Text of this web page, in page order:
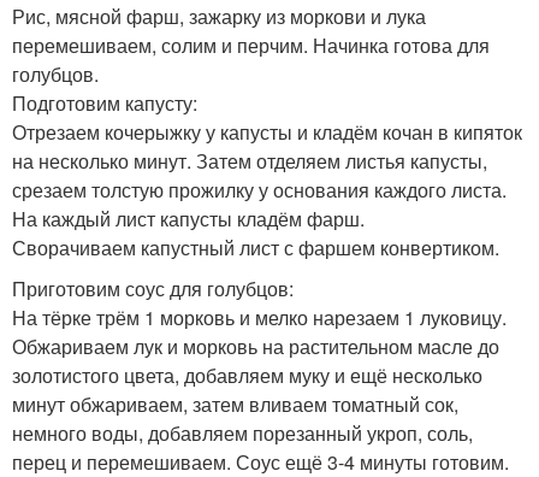
Рис, мясной фарш, зажарку из моркови и лука
перемешиваем, солим и перчим. Начинка готова для
голубцов.
Подготовим капусту:
Отрезаем кочерыжку у капусты и кладём кочан в кипяток
на несколько минут. Затем отделяем листья капусты,
срезаем толстую прожилку у основания каждого листа.
На каждый лист капусты кладём фарш.
Сворачиваем капустный лист с фаршем конвертиком.
Приготовим соус для голубцов:
На тёрке трём 1 морковь и мелко нарезаем 1 луковицу.
Обжариваем лук и морковь на растительном масле до
золотистого цвета, добавляем муку и ещё несколько
минут обжариваем, затем вливаем томатный сок,
немного воды, добавляем порезанный укроп, соль,
перец и перемешиваем. Соус ещё 3-4 минуты готовим.